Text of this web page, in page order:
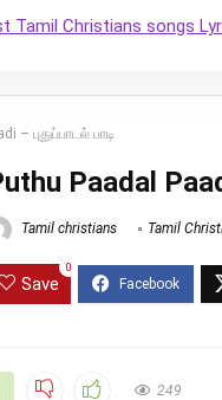
– புதுப்பாடல் பாடி
Paadal
Tamil christians Tamil
Save
0
249